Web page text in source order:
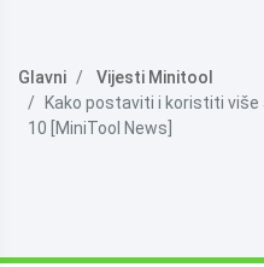
Glavni
Vijesti Minitool
Kako postaviti i koristiti
10 [MiniTool News]